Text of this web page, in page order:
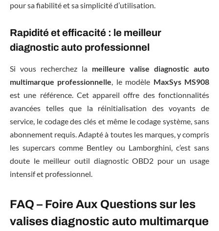
pour sa fiabilité et sa simplicité d’utilisation.
Rapidité et efficacité : le meilleur
diagnostic auto professionnel
Si vous recherchez la meilleure valise diagnostic auto
multimarque professionnelle, le modèle MaxSys MS908
est une référence. Cet appareil offre des fonctionnalités
avancées telles que la réinitialisation des voyants de
service, le codage des clés et même le codage système, sans
abonnement requis. Adapté à toutes les marques, y compris
les supercars comme Bentley ou Lamborghini, c’est sans
doute le meilleur outil diagnostic OBD2 pour un usage
intensif et professionnel.
FAQ – Foire Aux Questions sur les
valises diagnostic auto multimarque